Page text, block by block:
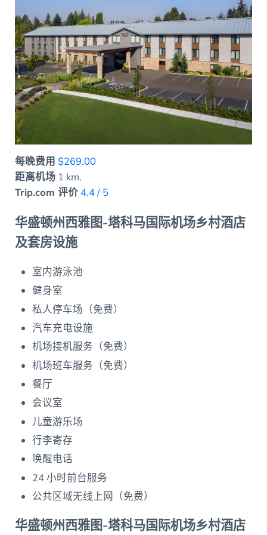
每晚费用 $269.00
距离机场1 km.
Trip.com 评价 4.4 / 5
华盛顿州西雅图-塔科马国际机场乡村酒店
及套房设施
室内游泳池
健身室
私人停车场（免费）
汽车充电设施
机场接机服务（免费）
机场班车服务（免费）
餐厅
会议室
儿童游乐场
行李寄存
唤醒电话
24 小时前台服务
公共区域无线上网（免费）
华盛顿州西雅图-塔科马国际机场乡村酒店